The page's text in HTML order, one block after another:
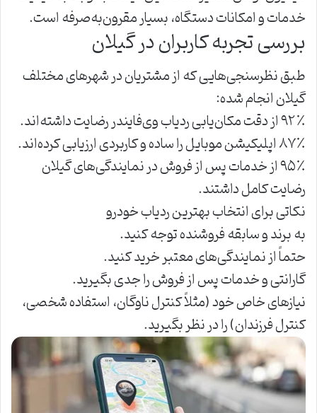
خدمات و امکانات دستگاه، بسیار مقرون‌به‌صرفه است.
بررسی تجربه کاربران در گیلان
طبق نظرسنجی‌هایی که از مشتریان در شهرهای مختلف
گیلان انجام شده:
۹۲٪ از دقت مکان‌یابی ردیاب وی‌فایندر رضایت داشته‌اند.
۸۷٪ اپلیکیشن موبایل را ساده و کاربردی ارزیابی کرده‌اند.
۹۵٪ از خدمات پس از فروش در نمایندگی‌های گیلان
رضایت کامل داشتند.
نکاتی برای انتخاب بهترین ردیاب خودرو
به برند و سابقه فروشنده توجه کنید.
حتماً از نمایندگی‌های معتبر خرید کنید.
گارانتی و خدمات پس از فروش را جدی بگیرید.
نیازهای خاص خود (مثلاً کنترل ناوگان، استفاده شخصی،
کنترل فرزندان) را در نظر بگیرید.